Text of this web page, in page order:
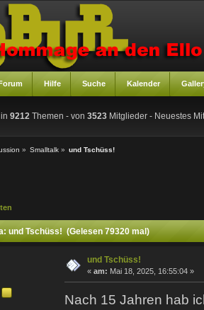
Hilfe Suche Kalender
9212 Themen - von 3523 Mitglieder - Neuestes
» Smalltalk » und Tschüss!
und Tschüss! (Gelesen 79320 mal)
und Tschüss!
« am: Mai 18, 2025, 16:55:04 »
Nach 15 Jahren hab